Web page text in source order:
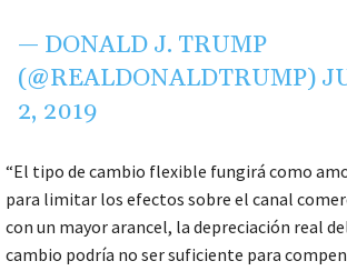
— DONALD J. TRUMP
(@REALDONALDTRUMP)
2, 2019
“El tipo de cambio flexible fungirá como
para limitar los efectos sobre el canal
con un mayor arancel, la depreciación real
cambio podría no ser suficiente para